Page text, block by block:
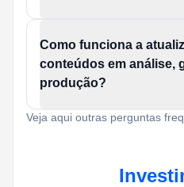
Como funciona a
conteúdos em análise,
produção?
Veja aqui outras perguntas